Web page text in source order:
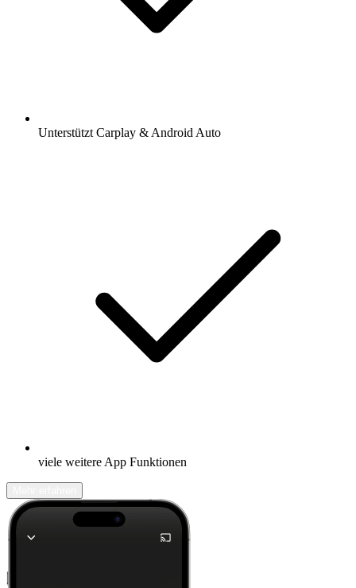
Unterstützt Carplay & Android Auto
viele weitere App Funktionen